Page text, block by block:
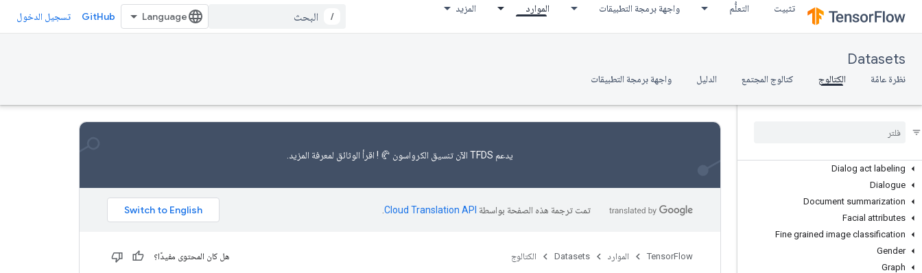
تثبيت التعلُّم واجهة برمجة التطبيقات الموارد المزيد
/
GitHub تسجيل الدخول
Datasets
نظرة عامّة الكتالوج كتالوج المجتمع الدليل واجهة برمجة التطبيقات
Biology
Common sense reasoning
Conditional image generation
Coreference resolution
Density estimation
Dialog act labeling
Dialogue
Document summarization
Facial attributes
Fine grained image classification
Gender
Graph
يدعم TFDS الآن تنسيق الكرواسون 🥐 ! اقرأ الوثائق لمعرفة المزيد.
تمت ترجمة هذه الصفحة بواسطة Cloud Translation API‏
TensorFlow الموارد Datasets الكتالوج هل كان المحتوى مفيدًا؟